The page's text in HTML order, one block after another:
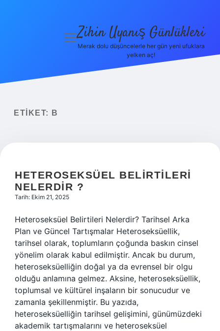
Politikası
menüyü
Zihin Uyanış Günlükleri
Merak dolu düşüncelerle her gün yeni ufuklara
yelken aç!
ETIKET: B
HETEROSEKSÜEL BELIRTILERI
NELERDIR ?
Tarih: Ekim 21, 2025
Heteroseksüel Belirtileri Nelerdir? Tarihsel Arka
Plan ve Güncel Tartışmalar Heteroseksüellik,
tarihsel olarak, toplumların çoğunda baskın cinsel
yönelim olarak kabul edilmiştir. Ancak bu durum,
heteroseksüelliğin doğal ya da evrensel bir olgu
olduğu anlamına gelmez. Aksine, heteroseksüellik,
toplumsal ve kültürel inşaların bir sonucudur ve
zamanla şekillenmiştir. Bu yazıda,
heteroseksüelliğin tarihsel gelişimini, günümüzdeki
akademik tartışmalarını ve heteroseksüel